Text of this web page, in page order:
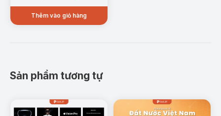
là:
100.000₫.
tại
là:
Thêm vào giỏ hàng
Sản phẩm tương tự